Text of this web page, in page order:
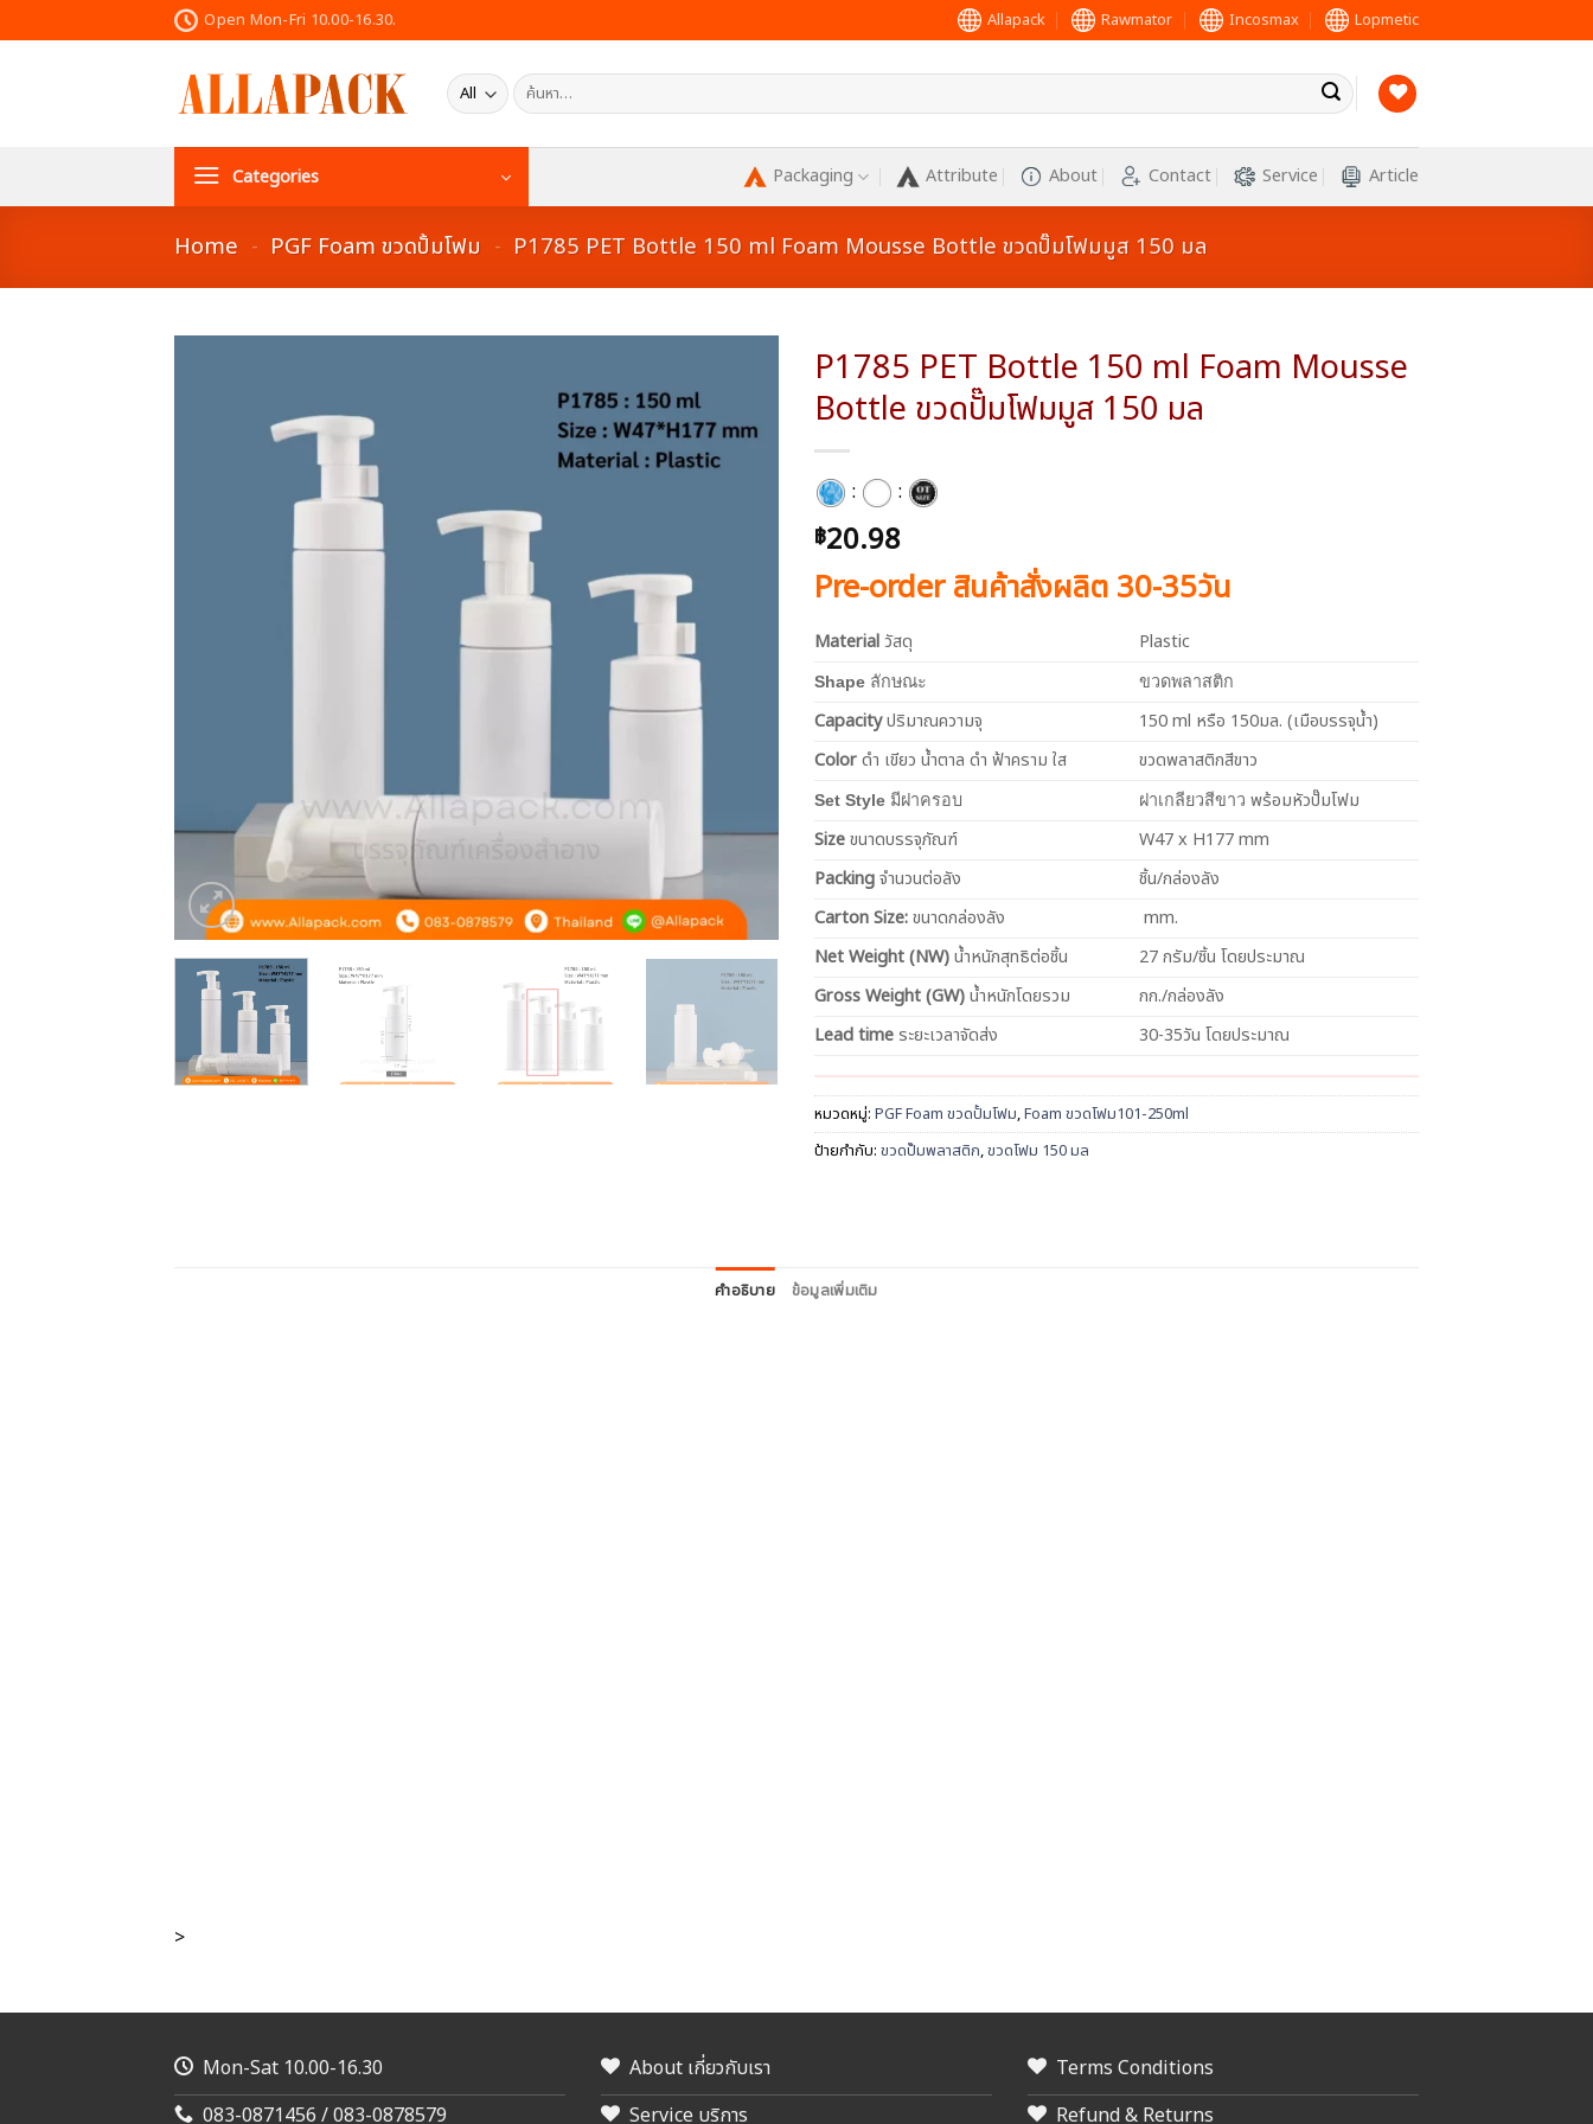
to
Open Mon-Fri 10.00-16.30. Allapack Rawmator Incosmax Lopmetic
ค้นหา:
Categories Packaging Attribute About Contact Service Article
Home - PGF Foam ขวดปั้มโฟม - P1785 PET Bottle 150 ml Foam Mousse Bottle ขวดปั๊มโฟมมูส 150 มล
Add to
P1785 PET Bottle 150 ml Foam Mousse
Bottle ขวดปั๊มโฟมมูส 150 มล
: :
฿20.98
Pre-order สินค้าสั่งผลิต 30-35วัน
Material วัสดุ Plastic
Shape ลักษณะ ขวดพลาสติก
Capacityปริมาณความจุ
150 ml หรือ 150มล. (เมือบรรจุน้ำ)
Colorดำ เขียว น้ำตาล ดำ ฟ้าคราม ใส ขวดพลาสติกสีขาว
Set Style มีฝาครอบ ฝาเกลียวสีขาว พร้อมหัวปั๊มโฟม
Sizeขนาดบรรจุภัณฑ์
W47 x H177 mm
Packingจำนวนต่อลัง
ชิ้น/กล่องลัง
Carton Size:ขนาดกล่องลัง
mm.
NetWeight (NW)น้ำหนักสุทธิต่อชิ้น
27 กรัม/ชิ้น โดยประมาณ
Gross Weight (GW)น้ำหนักโดยรวม
กก./กล่องลัง
Lead time ระยะเวลาจัดส่ง 30-35วัน โดยประมาณ
หมวดหมู่: PGF Foam ขวดปั้มโฟม,Foam ขวดโฟม101-250ml
ป้ายกำกับ: ขวดปั๊มพลาสติก,ขวดโฟม 150 มล
คำอธิบาย ข้อมูลเพิ่มเติม
>
Mon-Sat 10.00-16.30
083-0871456 / 083-0878579
About เกี่ยวกับเรา
Service บริการ
Terms Conditions
Refund & Returns